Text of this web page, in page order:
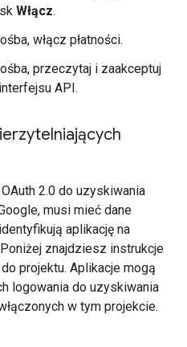
Włącz.
włącz płatności.
przeczytaj i zaakceptuj
API.
2.0 do uzyskiwania
musi mieć dane
aplikację na
znajdziesz instrukcje
projektu. Aplikacje mogą
logowania do uzyskiwania
w tym projekcie.